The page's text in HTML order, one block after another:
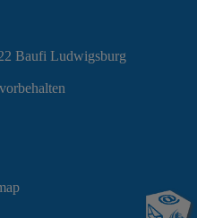
Baufi Ludwigsburg